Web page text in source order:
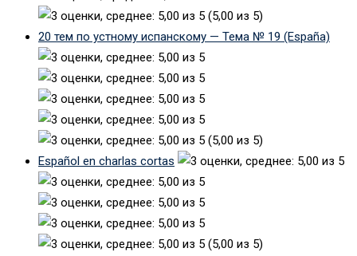
(5,00 из 5)
20 тем по устному испанскому — Тема № 19 (España)
(5,00 из 5)
Español en charlas cortas
(5,00 из 5)